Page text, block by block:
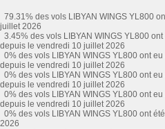
79.31% des vols LIBYAN WINGS YL800
juillet 2026
3.45% des vols LIBYAN WINGS YL800
depuis le vendredi 10 juillet 2026
0% des vols LIBYAN WINGS YL800 ont
depuis le vendredi 10 juillet 2026
0% des vols LIBYAN WINGS YL800 ont
depuis le vendredi 10 juillet 2026
0% des vols LIBYAN WINGS YL800 ont
depuis le vendredi 10 juillet 2026
0% des vols LIBYAN WINGS YL800 ont
2026